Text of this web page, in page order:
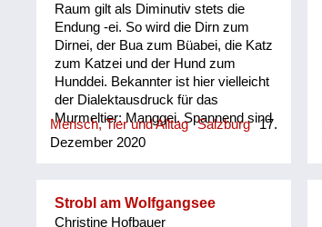
Raum gilt als Diminutiv stets die
Endung -ei. So wird die Dirn zum
Dirnei, der Bua zum Büabei, die Katz
zum Katzei und der Hund zum
Hunddei. Bekannter ist hier vielleicht
der Dialektausdruck für das
Murmeltier: Manggei. Spannend sind
auch Sprachrelikte aus alter Zeit, wie
der „Foam“, etwa als Schaum auf
Mensch, Tier und Alltag Salzburg 17.
Dezember 2020
Strobl am Wolfgangsee
Christine Hofbauer